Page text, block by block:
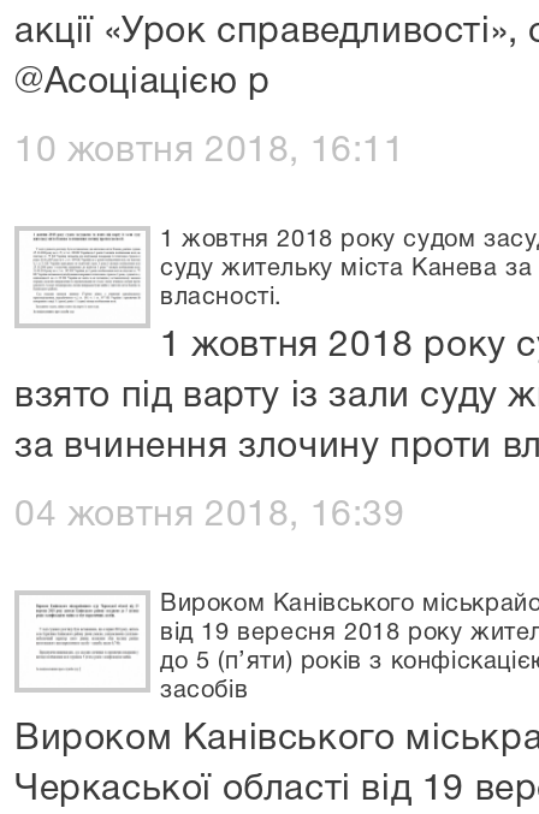
акції «Урок справедливості»,
@Асоціацією р
10 жовтня 2018, 16:11
1 жовтня 2018 року судом
суду жительку міста Канева
власності.
1 жовтня 2018 року
взято під варту із зали суду
за вчинення злочину проти
04 жовтня 2018, 16:39
Вироком Канівського
від 19 вересня 2018 року
до 5 (п’яти) років з
засобів
Вироком Канівського
Черкаської області від 19